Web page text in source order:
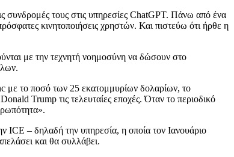
συνδρομές τους στις υπηρεσίες ChatGPT. Πάνω από ένα
κινητοποιήσεις χρηστών. Και πιστεύω ότι ήρθε η
με την τεχνητή νοημοσύνη να δώσουν στο
με το ποσό των 25 εκατομμυρίων δολαρίων, το
Trump τις τελευταίες εποχές. Όταν το περιοδικό
ICE – δηλαδή την υπηρεσία, η οποία τον Ιανουάριο
και θα συλλάβει.